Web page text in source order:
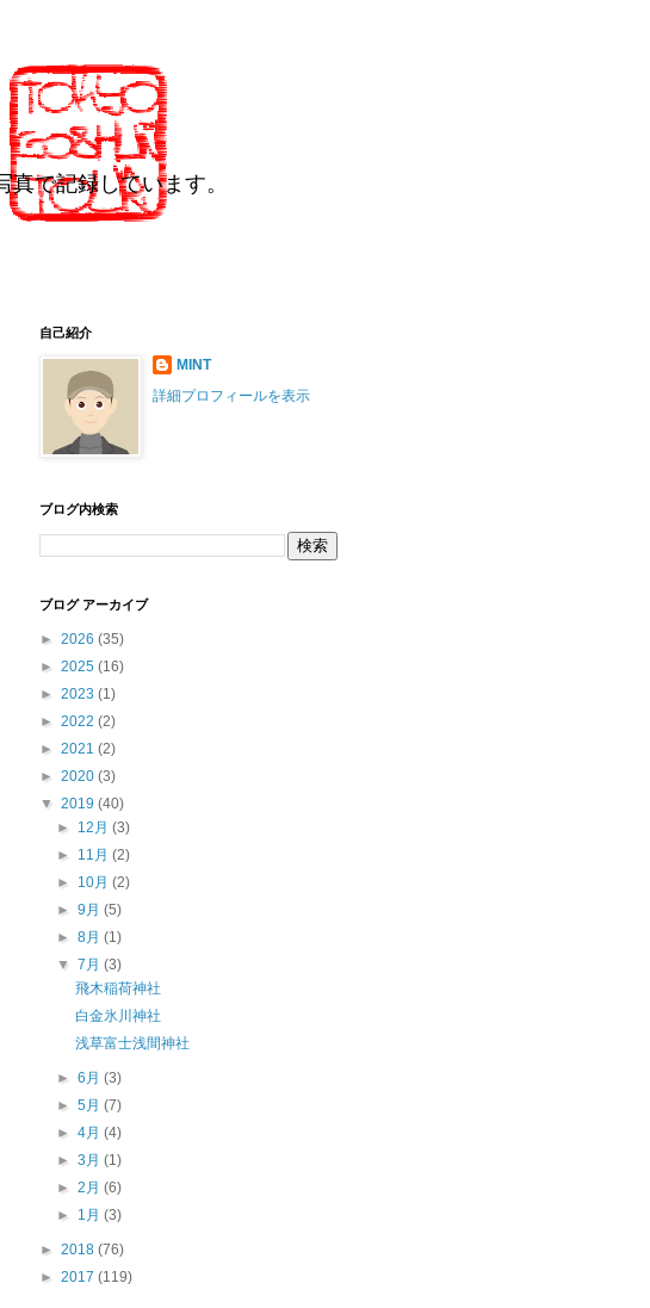
で記録しています。
自己紹介
MINT
詳細プロフィールを表示
ブログ内検索
ブログ アーカイブ
► 2026 (35)
► 2025 (16)
► 2023 (1)
► 2022 (2)
► 2021 (2)
► 2020 (3)
▼ 2019 (40)
► 12月(3)
► 11月(2)
► 10月(2)
►9月(5)
►8月(1)
▼7月(3)
飛木稲荷神社
白金氷川神社
浅草富士浅間神社
►6月(3)
►5月(7)
►4月(4)
►3月(1)
►2月(6)
► 1月(3)
► 2018 (76)
► 2017 (119)